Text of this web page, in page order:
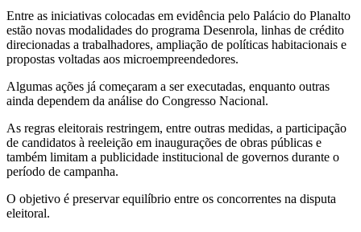
Entre as iniciativas colocadas em evidência pelo Palácio do Planalto
estão novas modalidades do programa Desenrola, linhas de crédito
direcionadas a trabalhadores, ampliação de políticas habitacionais e
propostas voltadas aos microempreendedores.
Algumas ações já começaram a ser executadas, enquanto outras
ainda dependem da análise do Congresso Nacional.
As regras eleitorais restringem, entre outras medidas, a participação
de candidatos à reeleição em inaugurações de obras públicas e
também limitam a publicidade institucional de governos durante o
período de campanha.
O objetivo é preservar equilíbrio entre os concorrentes na disputa
eleitoral.